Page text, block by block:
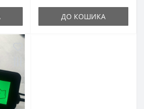
ДО КОШИКА